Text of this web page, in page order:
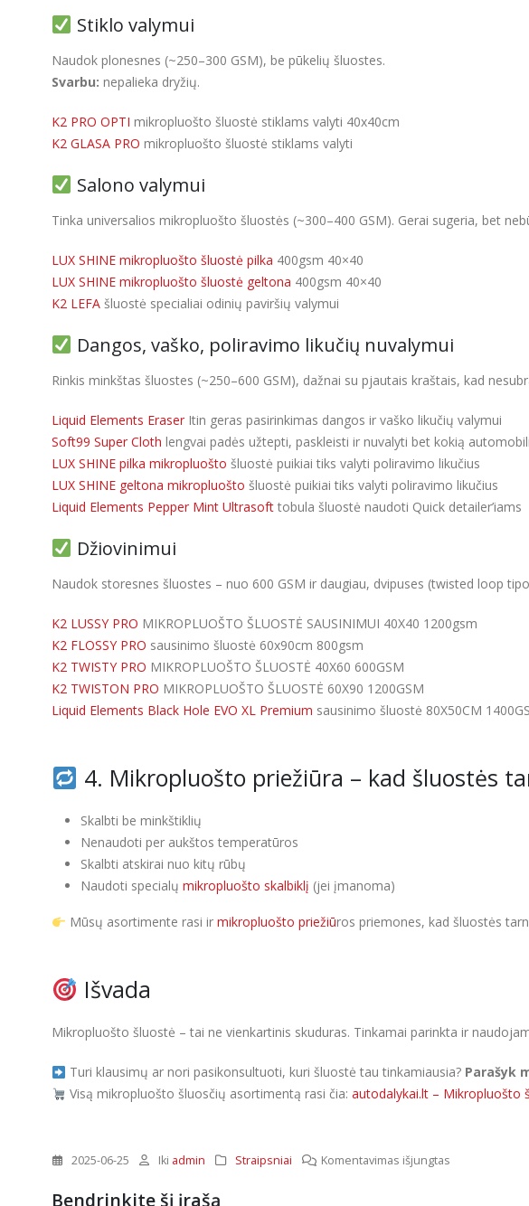
Stiklo valymui
Naudok plonesnes (~250–300 GSM), be pūkelių šluostes.
Svarbu: nepalieka dryžių.
K2 PRO OPTI mikropluošto šluostė stiklams valyti 40x40cm
K2 GLASA PRO mikropluošto šluostė stiklams valyti
Salono valymui
Tinka universalios mikropluošto šluostės (~300–400 GSM). Gerai sugeria, bet
LUX SHINE mikropluošto šluostė pilka 400gsm 40×40
LUX SHINE mikropluošto šluostė geltona 400gsm 40×40
K2 LEFA šluostė specialiai odinių paviršių valymui
Dangos, vaško, poliravimo likučių nuvalymui
Rinkis minkštas šluostes (~250–600 GSM), dažnai su pjautais kraštais, kad
Liquid Elements Eraser Itin geras pasirinkimas dangos ir vaško likučių valymui
Soft99 Super Cloth lengvai padės užtepti, paskleisti ir nuvalyti bet kokią
LUX SHINE pilka mikropluošto šluostė puikiai tiks valyti poliravimo likučius
LUX SHINE geltona mikropluošto šluostė puikiai tiks valyti poliravimo likučius
Liquid Elements Pepper Mint Ultrasoft tobula šluostė naudoti Quick detailer’iams
Džiovinimui
Naudok storesnes šluostes – nuo 600 GSM ir daugiau, dvipuses (twisted loop
K2 LUSSY PRO MIKROPLUOŠTO ŠLUOSTĖ SAUSINIMUI 40X40 1200gsm
K2 FLOSSY PRO sausinimo šluostė 60x90cm 800gsm
K2 TWISTY PRO MIKROPLUOŠTO ŠLUOSTĖ 40X60 600GSM
K2 TWISTON PRO MIKROPLUOŠTO ŠLUOSTĖ 60X90 1200GSM
Liquid Elements Black Hole EVO XL Premium sausinimo šluostė 80X50CM
4. Mikropluošto priežiūra – kad šluostės
Skalbti be minkštiklių
Nenaudoti per aukštos temperatūros
Skalbti atskirai nuo kitų rūbų
Naudoti specialų mikropluošto skalbiklį (jei įmanoma)
Mūsų asortimente rasi ir mikropluošto priežiūros priemones, kad šluostės
Išvada
Mikropluošto šluostė – tai ne vienkartinis skuduras. Tinkamai parinkta ir
Turi klausimų ar nori pasikonsultuoti, kuri šluostė tau tinkamiausia? Parašyk
Visą mikropluošto šluosčių asortimentą rasi čia: autodalykai.lt – Mikropluošto
2025-06-25 Iki admin Straipsniai Komentavimas išjungtas
Bendrinkite šį įrašą